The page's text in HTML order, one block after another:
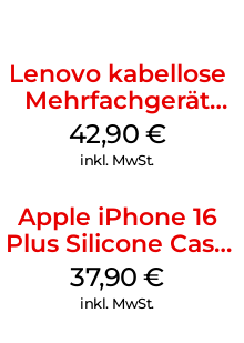
Lenovo kabellose
Mehrfachgerät
Luna Grey
42,90 €
inkl. MwSt.
Apple iPhone 16
Plus Silicone Case
MagSafe Lake
Green
37,90€
inkl. MwSt.